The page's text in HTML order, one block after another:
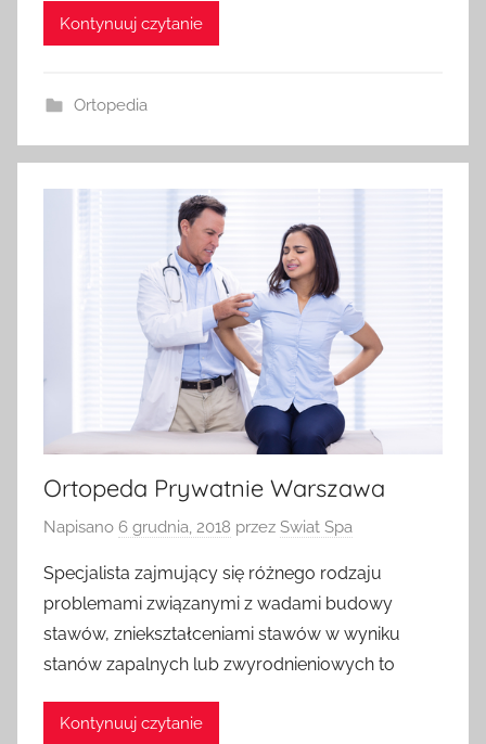
Kontynuuj czytanie
Ortopedia
Ortopeda Prywatnie Warszawa
Napisano 6 grudnia, 2018 przez Swiat Spa
Specjalista zajmujący się różnego rodzaju
problemami związanymi z wadami budowy
stawów, zniekształceniami stawów w wyniku
stanów zapalnych lub zwyrodnieniowych to
Kontynuuj czytanie